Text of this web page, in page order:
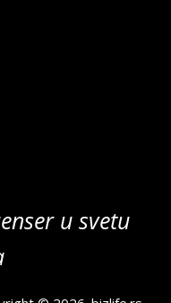
u svetu